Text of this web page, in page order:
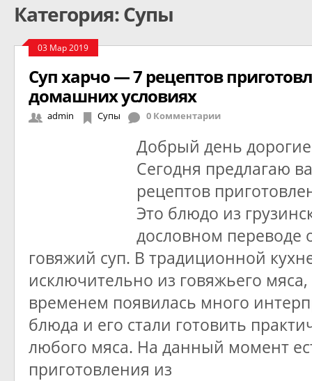
Категория: Супы
03 Мар 2019
Суп харчо — 7 рецептов
домашних условиях
admin Супы 0 Комментарии
Добрый день
Сегодня предлагаю
рецептов
Это блюдо из
дословном переводе
говяжий суп. В традиционной
исключительно из говяжьего
временем появилась много
блюда и его стали готовить
любого мяса. На данный момент
приготовления из